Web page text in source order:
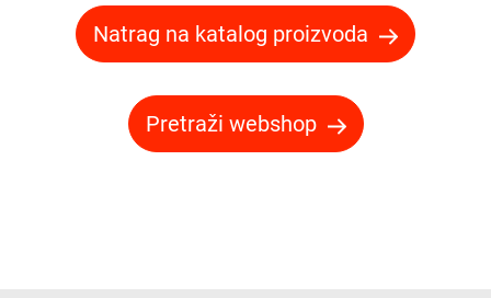
Natrag na katalog proizvoda
Pretraži webshop